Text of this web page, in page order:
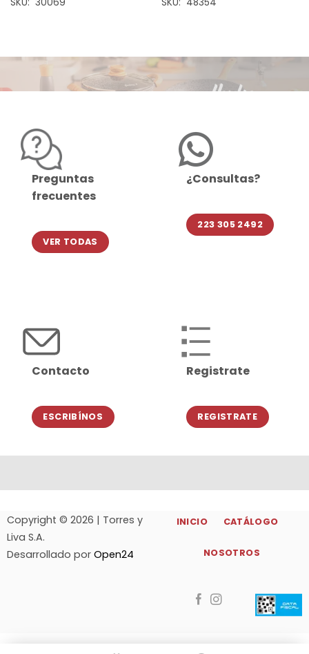
Preguntas
frecuentes
VER TODAS
¿Consultas?
223 305 2492
Contacto
ESCRIBÍNOS
Registrate
REGISTRATE
Copyright © 2026 | Torres y
Liva S.A.
Desarrollado por Open24
INICIO CATÁLOGO
NOSOTROS